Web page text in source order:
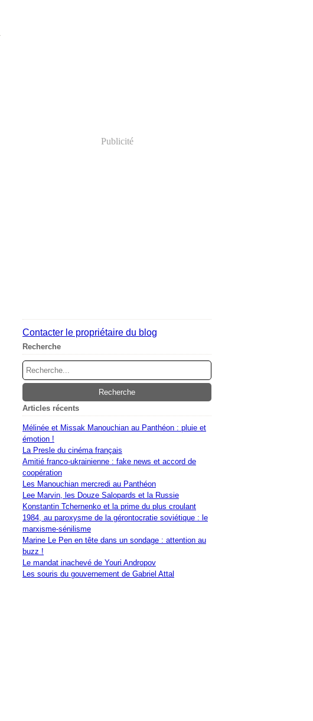
Publicité
Contacter le propriétaire du blog
Recherche
Articles récents
Mélinée et Missak Manouchian au Panthéon : pluie et
émotion !
La Presle du cinéma français
Amitié franco-ukrainienne : fake news et accord de
coopération
Les Manouchian mercredi au Panthéon
Lee Marvin, les Douze Salopards et la Russie
Konstantin Tchernenko et la prime du plus croulant
1984, au paroxysme de la gérontocratie soviétique : le
marxisme-sénilisme
Marine Le Pen en tête dans un sondage : attention au
buzz !
Le mandat inachevé de Youri Andropov
Les souris du gouvernement de Gabriel Attal